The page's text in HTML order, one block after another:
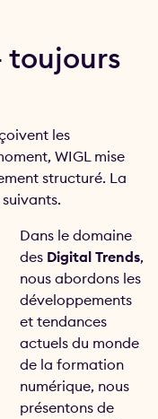
toujours
les
WIGL mise
structuré. La
Dans le domaine
des Digital Trends,
nous abordons les
développements
et tendances
actuels du monde
de la formation
numérique, nous
présentons de